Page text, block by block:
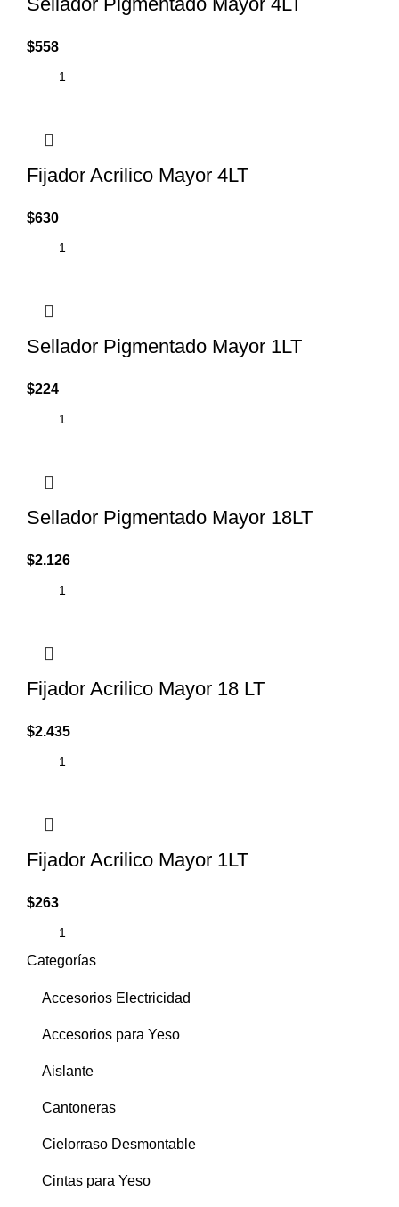
$558
Fijador Acrilico Mayor 4LT
$630
Sellador Pigmentado Mayor 1LT
$224
Sellador Pigmentado Mayor 18LT
$2.126
Fijador Acrilico Mayor 18 LT
$2.435
Fijador Acrilico Mayor 1LT
$263
Categorías
Accesorios Electricidad
Accesorios para Yeso
Aislante
Cantoneras
Cielorraso Desmontable
Cintas para Yeso